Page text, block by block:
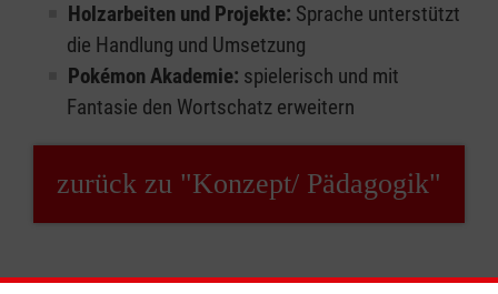
Holzarbeiten und Projekte: Sprache unterstützt
die Handlung und Umsetzung
Pokémon Akademie: spielerisch und mit
Fantasie den Wortschatz erweitern
zurück zu "Konzept/ Pädagogik"